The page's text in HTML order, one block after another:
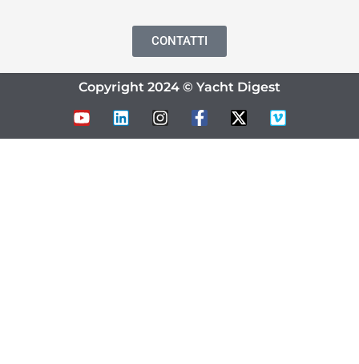
CONTATTI
Copyright 2024 © Yacht Digest